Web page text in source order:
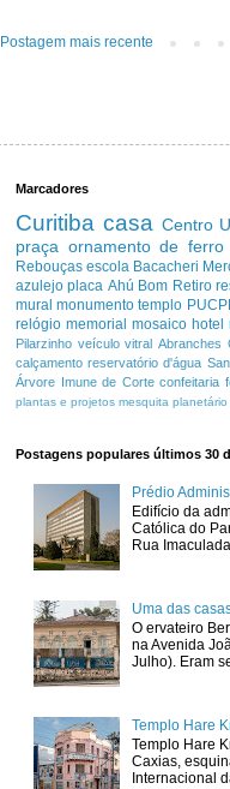
Postagem mais recente
Marcadores
Curitiba casa Centro
praça ornamento de ferro
Rebouças escola Bacacheri
azulejo placa Ahú Bom Retiro
mural monumento templo
relógio memorial mosaico hotel
Pilarzinho veículo vitral Abranches
calçamento reservatório d'água
Árvore Imune de Corte confeitaria
plantas e projetos mesquita planetário
Postagens populares últimos 30
Prédio
Edifício da
Católica do
Rua
Uma das
O ervateiro
na Avenida
Julho). Eram
Templo Hare
Templo Hare
Caxias,
Internacional